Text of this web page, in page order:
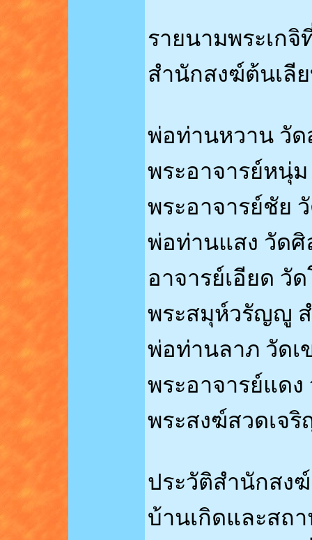
รายนามพระเก
สำนักสงฆ์ต้นเลี
พ่อท่านหวาน วัด
พระอาจารย์หนุ่
พระอาจารย์ชัย
พ่อท่านแสง วัดศิ
อาจารย์เอียด วั
พระสมุห์วรัญญู
พ่อท่านลาภ วัดเ
พระอาจารย์แด
พระสงฆ์สวดเจ
ประวัติสำนักสง
บ้านเกิดและสถ